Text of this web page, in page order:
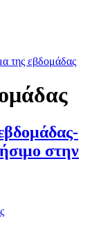
της εβδομάδας
στην